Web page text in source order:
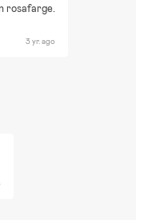
rosafarge.
3 yr. ago